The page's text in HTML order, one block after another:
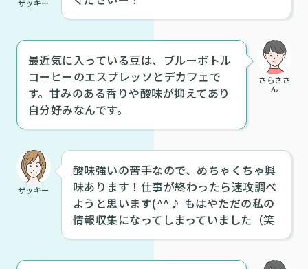
ザッキー
さらささ
ん
最近気に入っている豆は、ブルーボトル
コーヒーのエスプレッソとデカフェで
す。甘みのある香りや酸味が抑えてあり
自分好みなんです。
ザッキー
酸味強いの苦手なので、めちゃくちゃ興
味あります！仕事が終わったら速攻調べ
ようと思います(^^♪ もはやただの私の
情報収集になってしまっていました（笑